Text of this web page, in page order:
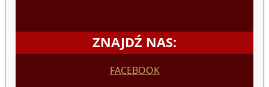
ZNAJDŹ NAS:
FACEBOOK